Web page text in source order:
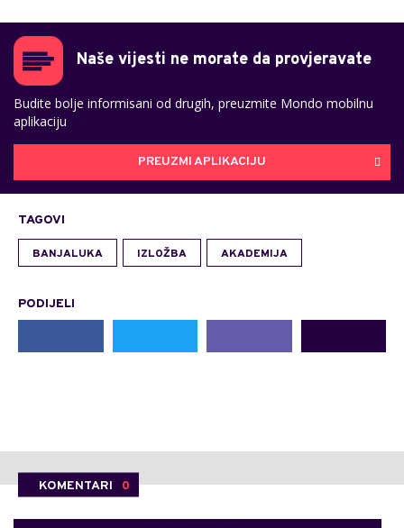
Naše vijesti ne morate da provjeravate
Budite bolje informisani od drugih, preuzmite Mondo mobilnu
aplikaciju
PREUZMI APLIKACIJU
TAGOVI
BANJALUKA IZLOŽBA AKADEMIJA
PODIJELI
KOMENTARI 0